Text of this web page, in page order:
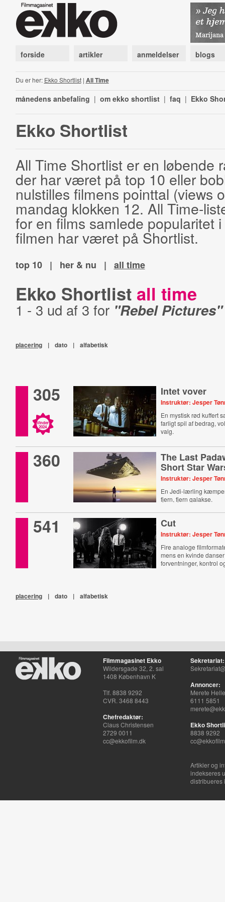
forside artikler anmeldelser blogs
Du er her: Ekko Shortlist| All Time
månedens anbefaling | om ekko shortlist | faq | Ekko
Ekko Shortlist
All Time Shortlist er en løbende
der har været på top 10 eller
nulstilles filmens pointtal (views
mandag klokken 12. All Time-
for en films samlede popularitet
filmen har været på Shortlist.
top 10 | her & nu | all time
Ekko Shortlist all time
1 - 3 ud af 3 for "Rebel Pictures"
placering | dato | alfabetisk
305
Vinder
2024
Intet vover
Instruktør: Jesper
En mystisk rød kuffert
farligt spil af bedrag,
valg.
360 The Last
Short Star
Instruktør: Jesper
En Jedi-lærling
fjern, fjern galakse.
541 Cut
Instruktør: Jesper
Fire analoge
mens en kvinde
forventninger, kontrol
placering | dato | alfabetisk
Filmmagasinet Ekko
Wildersgade 32, 2. sal
1408 København K
Tlf. 8838 9292
CVR. 3468 8443
Chefredaktør:
Claus Christensen
2729 0011
cc@ekkofilm.dk
Sekretariat:
Annoncer:
Merete
6111 5851
Ekko
8838 9292
Artikler og
indekseres
distribueres